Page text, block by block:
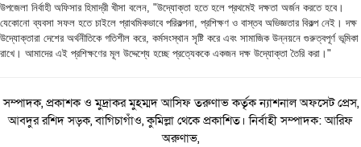
উপজেলা নির্বাহী অফিসার হিমাদ্রী খীসা বলেন, "উদ্যোক্তা হতে হলে প্রথমেই দক্ষতা অর্জন করতে হবে।
যেকোনো ব্যবসা সফল হতে চাইলে প্রাথমিকভাবে পরিকল্পনা, প্রশিক্ষণ ও বাস্তব অভিজ্ঞতার বিকল্প নেই। দক্ষ
উদ্যোক্তারা দেশের অর্থনীতিকে গতিশীল করে, কর্মসংস্থান সৃষ্টি করে এবং সামাজিক উন্নয়নে গুরুত্বপূর্ণ ভূমিকা
রাখে। আমাদের এই প্রশিক্ষণের মূল উদ্দেশ্যে হচ্ছে প্রত্যেককে একজন দক্ষ উদ্যোক্তা তৈরি করা।"
সম্পাদক, প্রকাশক ও মুদ্রাকর মুহম্মদ আসিফ তরুণাভ কর্তৃক ন্যাশনাল অফসেট প্রেস,
আবদুর রশিদ সড়ক, বাগিচাগাঁও, কুমিল্লা থেকে প্রকাশিত। নির্বাহী সম্পাদক: আরিফ
অরুণাভ,